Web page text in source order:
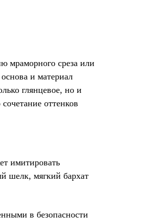
мраморного среза или
и материал
глянцевое, но и
оттенков
имитировать
шелк, мягкий бархат
в безопасности